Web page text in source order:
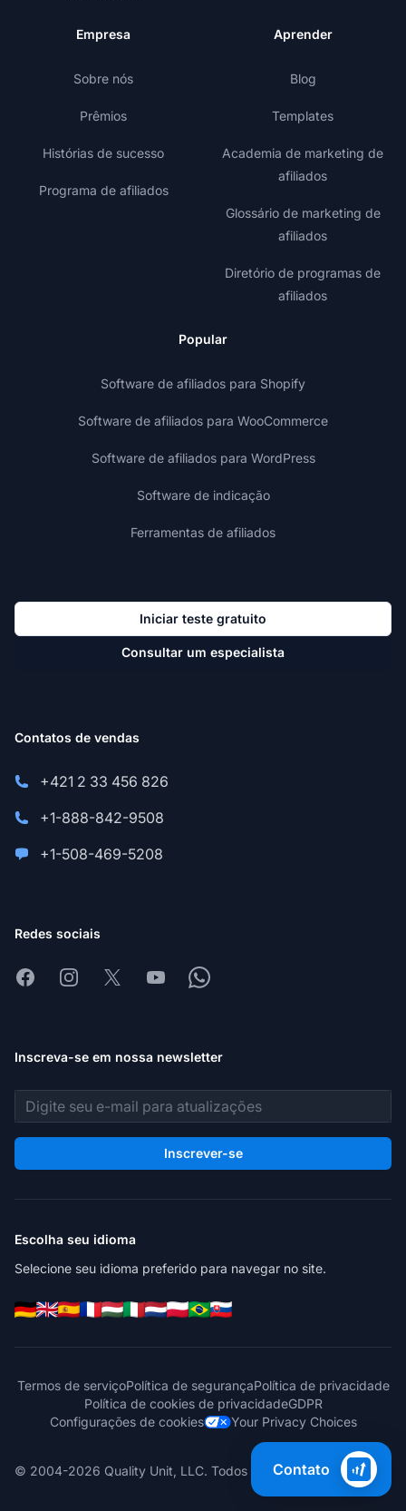
Empresa
Sobre nós
Prêmios
Histórias de sucesso
Programa de afiliados
Aprender
Blog
Templates
Academia de marketing de
afiliados
Glossário de marketing de
afiliados
Diretório de programas de
afiliados
Popular
Software de afiliados para Shopify
Software de afiliados para WooCommerce
Software de afiliados para WordPress
Software de indicação
Ferramentas de afiliados
Iniciar teste gratuito
Consultar um especialista
Contatos de vendas
+421 2 33 456 826
+1-888-842-9508
+1-508-469-5208
Redes sociais
FacebookInstagram
X YoutubeWhatsapp
Inscreva-se em nossa newsletter
Endereço de e-mail
Inscrever-se
Escolha seu idioma
Selecione seu idioma preferido para navegar no site.
Termos de serviçoPolítica de segurançaPolítica de privacidade
Política de cookies de privacidadeGDPR
Configurações de cookies
Your Privacy Choices
© 2004-2026 Quality Unit, LLC. Todos os direitos reservados.
Contato